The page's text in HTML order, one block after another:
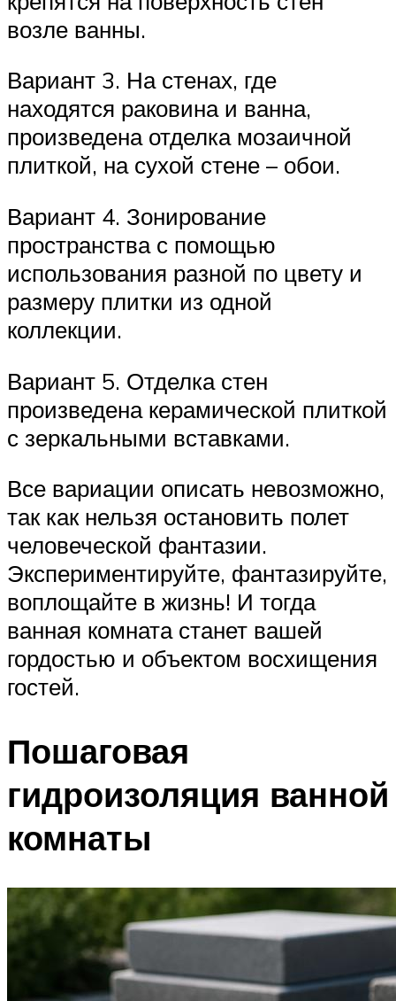
возле ванны.
Вариант 3. На стенах, где
находятся раковина и ванна,
произведена отделка мозаичной
плиткой, на сухой стене – обои.
Вариант 4. Зонирование
пространства с помощью
использования разной по цвету и
размеру плитки из одной
коллекции.
Вариант 5. Отделка стен
произведена керамической плиткой
с зеркальными вставками.
Все вариации описать невозможно,
так как нельзя остановить полет
человеческой фантазии.
Экспериментируйте, фантазируйте,
воплощайте в жизнь! И тогда
ванная комната станет вашей
гордостью и объектом восхищения
гостей.
Пошаговая
гидроизоляция ванной
комнаты